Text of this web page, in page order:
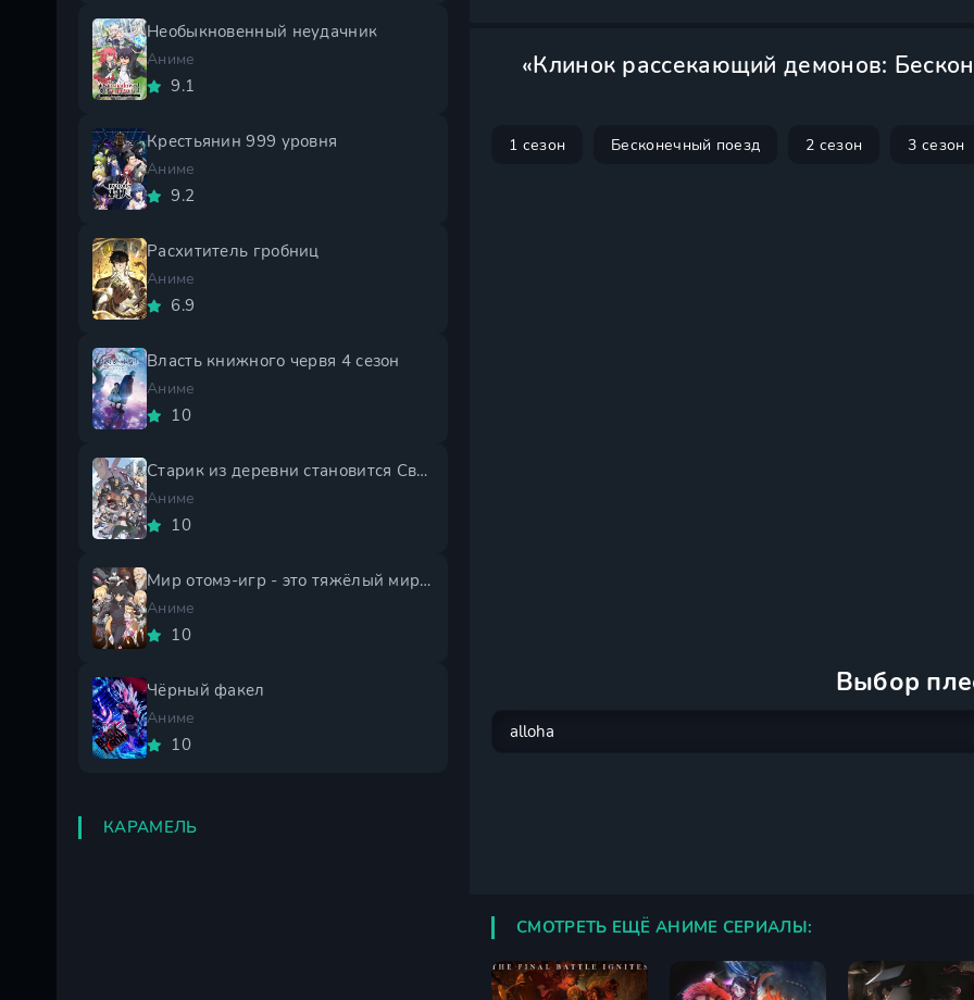
«Клинок рассекающий демонов:
1 сезон Бесконечный поезд 2 сезон 3 сезон
Выбор
СМОТРЕТЬ ЕЩЁ АНИМЕ СЕРИАЛЫ:
Необыкновенный неудачник
Аниме
9.1
Крестьянин 999 уровня
Аниме
9.2
Расхититель гробниц
Аниме
6.9
Власть книжного червя 4 сезон
Аниме
10
Старик из деревни становится Святым мечом 2 сезон
Аниме
10
Мир отомэ-игр - это тяжёлый мир для мобов 2 сезон
Аниме
10
Чёрный факел
Аниме
10
КАРАМЕЛЬ